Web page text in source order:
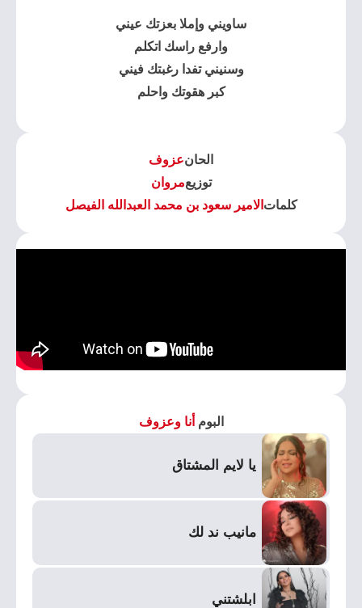
ساويني وإملا بعزتك عيني
وارفع راسك اتكلم
وسنيني تفدا رغبتك فيني
كبر هقوتك واحلم
الحانعزوف
توزيعمروان
كلمات الامير سعود بن محمد العبدالله الفيصل
البوم أنا وعزوف
يا لايم المشتاق
مانيب ند لك
ابلشتني